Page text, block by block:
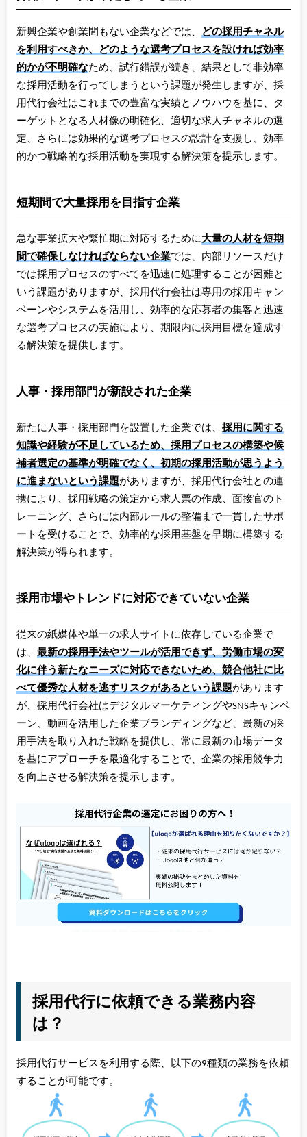
新興企業や創業間もない企業などでは、
どの採用チャネル
を利用すべきか、どのような選考プロセスを設ければ効率
的かが不明確なため、試行錯誤が続き、結果として非効率
な採用活動を行ってしまうという課題が発生しますが、採
用代行会社はこれまでの豊富な実績とノウハウを基に、タ
ーゲットとなる人材像の明確化、適切な求人チャネルの選
定、さらには効果的な選考プロセスの設計を支援し、効率
的かつ戦略的な採用活動を実現する解決策を提示します。
短期間で大量採用を目指す企業
急な事業拡大や繁忙期に対応するために大量の人材を短期
間で確保しなければならない企業では、内部リソースだけ
では採用プロセスのすべてを迅速に処理することが困難と
いう課題がありますが、採用代行会社は専用の採用キャン
ペーンやシステムを活用し、効率的な応募者の集客と迅速
な選考プロセスの実施により、期限内に採用目標を達成す
る解決策を提供します。
人事・採用部門が新設された企業
新たに人事・採用部門を設置した企業では、 採用に関する
知識や経験が不足しているため、採用プロセスの構築や候
補者選定の基準が明確でなく、初期の採用活動が思うよう
に進まないという課題がありますが、採用代行会社との連
携により、採用戦略の策定から求人票の作成、面接官のト
レーニング、さらには内部ルールの整備まで一貫したサポ
ートを受けることで、効率的な採用基盤を早期に構築する
解決策が得られます。
採用市場やトレンドに対応できていない企業
従来の紙媒体や単一の求人サイトに依存している企業で
は、 最新の採用手法やツールが活用できず、労働市場の変
化に伴う新たなニーズに対応できないため、競合他社に比
べて優秀な人材を逃すリスクがあるという課題があります
が、採用代行会社はデジタルマーケティングやSNSキャンペ
ーン、動画を活用した企業ブランディングなど、最新の採
用手法を取り入れた戦略を提供し、常に最新の市場データ
を基にアプローチを最適化することで、企業の採用競争力
を向上させる解決策を提示します。
採用代行に依頼できる業務内容
は？
採用代行サービスを利用する際、以下の9種類の業務を依頼
することが可能です。